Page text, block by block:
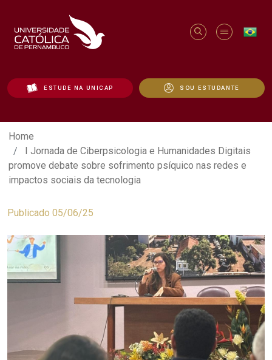
ESTUDE NA UNICAP SOU ESTUDANTE
I Jornada de Ciberpsicologia e
Home
I Jornada de Ciberpsicologia e Humanidades Digitais
promove debate sobre sofrimento psíquico nas redes e
impactos sociais da tecnologia
Publicado 05/06/25